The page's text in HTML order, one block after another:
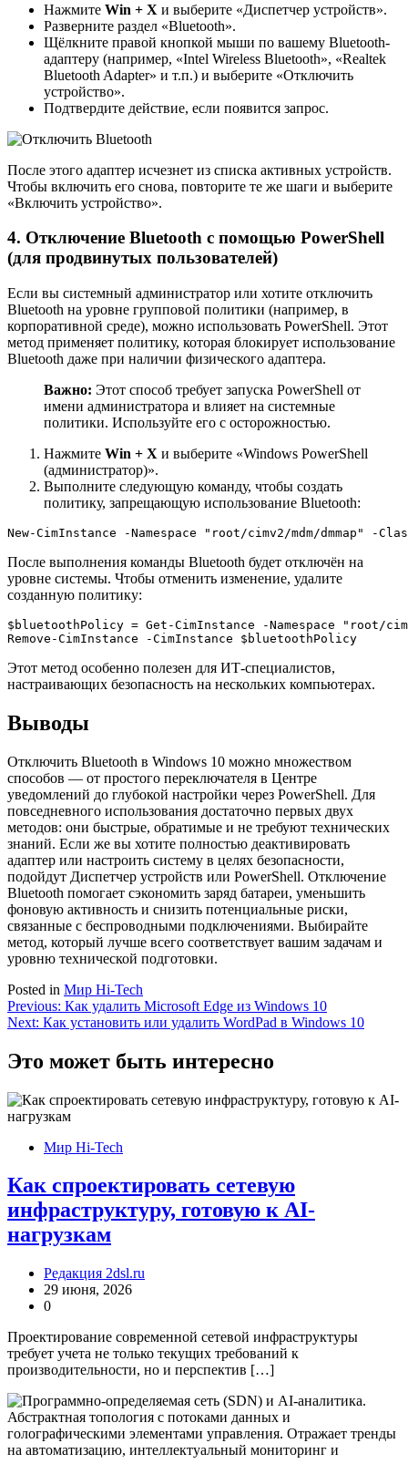
Нажмите Win + X и выберите «Диспетчер устройств».
Разверните раздел «Bluetooth».
Щёлкните правой кнопкой мыши по вашему Bluetooth-
адаптеру (например, «Intel Wireless Bluetooth», «Realtek
Bluetooth Adapter» и т.п.) и выберите «Отключить
устройство».
Подтвердите действие, если появится запрос.
После этого адаптер исчезнет из списка активных устройств.
Чтобы включить его снова, повторите те же шаги и выберите
«Включить устройство».
4. Отключение Bluetooth с помощью PowerShell
(для продвинутых пользователей)
Если вы системный администратор или хотите отключить
Bluetooth на уровне групповой политики (например, в
корпоративной среде), можно использовать PowerShell. Этот
метод применяет политику, которая блокирует использование
Bluetooth даже при наличии физического адаптера.
Важно: Этот способ требует запуска PowerShell от
имени администратора и влияет на системные
политики. Используйте его с осторожностью.
Нажмите Win + X и выберите «Windows PowerShell
(администратор)».
Выполните следующую команду, чтобы создать
политику, запрещающую использование Bluetooth:
New-CimInstance -Namespace "root/cimv2/mdm/dmmap"
После выполнения команды Bluetooth будет отключён на
уровне системы. Чтобы отменить изменение, удалите
созданную политику:
$bluetoothPolicy = Get-CimInstance -Namespace "root/
Remove-CimInstance -CimInstance $bluetoothPolicy
Этот метод особенно полезен для ИТ-специалистов,
настраивающих безопасность на нескольких компьютерах.
Выводы
Отключить Bluetooth в Windows 10 можно множеством
способов — от простого переключателя в Центре
уведомлений до глубокой настройки через PowerShell. Для
повседневного использования достаточно первых двух
методов: они быстрые, обратимые и не требуют технических
знаний. Если же вы хотите полностью деактивировать
адаптер или настроить систему в целях безопасности,
подойдут Диспетчер устройств или PowerShell. Отключение
Bluetooth помогает сэкономить заряд батареи, уменьшить
фоновую активность и снизить потенциальные риски,
связанные с беспроводными подключениями. Выбирайте
метод, который лучше всего соответствует вашим задачам и
уровню технической подготовки.
Posted in Мир Hi-Tech
Навигация
по
записям
Previous: Как удалить Microsoft Edge из Windows 10
Next: Как установить или удалить WordPad в Windows 10
Это может быть интересно
Мир Hi-Tech
Как спроектировать сетевую
инфраструктуру, готовую к AI-
нагрузкам
Редакция 2dsl.ru
29 июня, 2026
0
Проектирование современной сетевой инфраструктуры
требует учета не только текущих требований к
производительности, но и перспектив […]